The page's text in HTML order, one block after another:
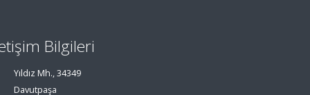
Bilgileri
Yıldız Mh., 34349
Davutpaşa